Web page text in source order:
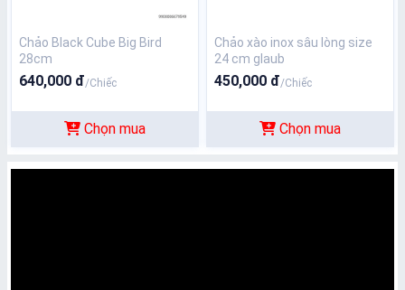
Chảo Black Cube Big Bird
28cm
640,000 đ/Chiếc
Chọn mua
Chảo xào inox sâu lòng size
24 cm glaub
450,000 đ/Chiếc
Chọn mua